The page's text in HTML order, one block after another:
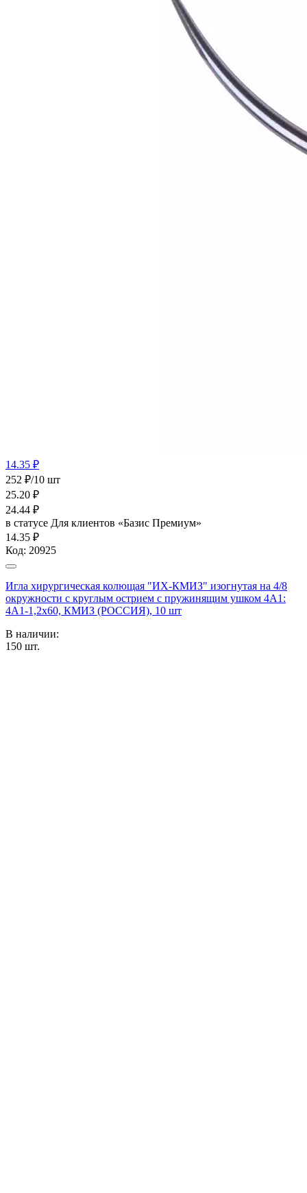
14.35 ₽
252 ₽/10 шт
25.20 ₽
24.44 ₽
в статусе Для клиентов «Базис Премиум»
14.35 ₽
Код: 20925
Игла хирургическая колющая "ИХ-КМИЗ" изогнутая на 4/8
окружности с круглым острием с пружинящим ушком 4А1:
4А1-1,2х60, КМИЗ (РОССИЯ), 10 шт
В наличии:
150 шт.